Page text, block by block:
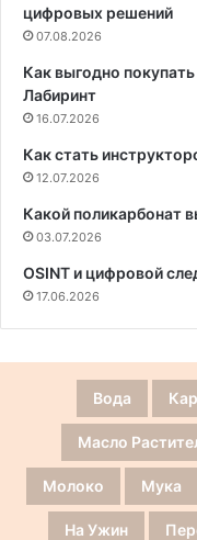
цифровых решений
07.08.2026
Как выгодно
Лабиринт
16.07.2026
Как стать
12.07.2026
Какой поликарбонат
03.07.2026
OSINT и цифровой
17.06.2026
Вода
Масло
Молоко Мука
На Ужин